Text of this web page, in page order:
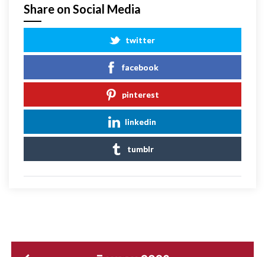
Share on Social Media
twitter
facebook
pinterest
linkedin
tumblr